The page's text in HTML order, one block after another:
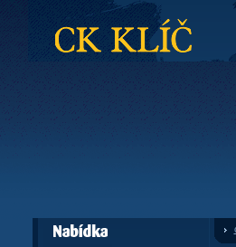
CK Klíč
dále nabízí